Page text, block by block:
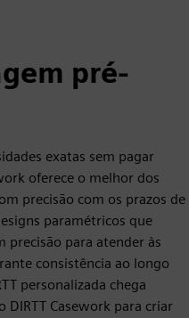
pré-
exatas sem pagar
oferece o melhor dos
precisão com os prazos de
paramétricos que
precisão para atender às
consistência ao longo
personalizada chega
Casework para criar